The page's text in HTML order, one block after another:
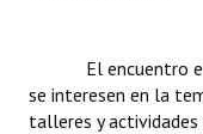
Declaraciones
Resoluciones
El encuentro está
se interesen en la
talleres y